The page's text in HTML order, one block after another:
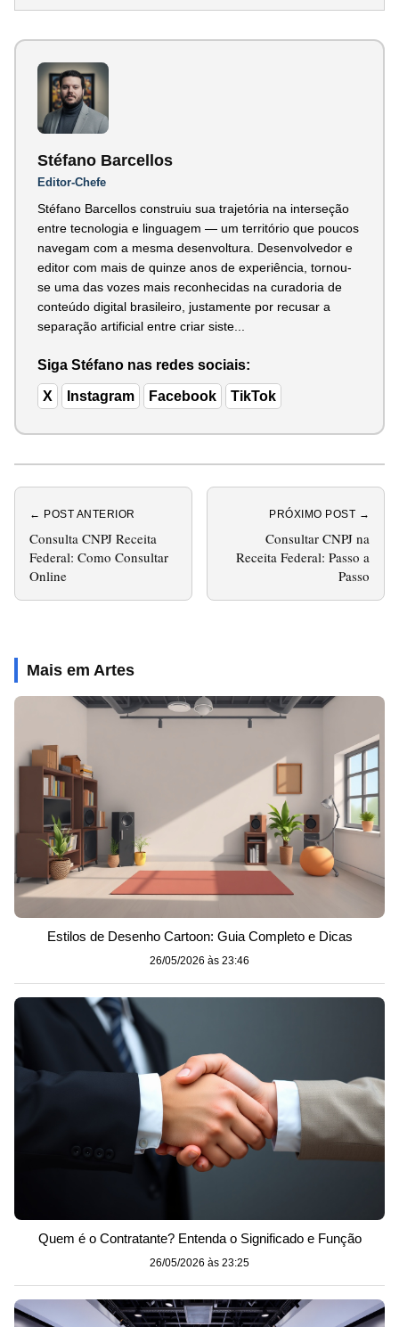
Stéfano Barcellos
Editor-Chefe
Stéfano Barcellos construiu sua trajetória na interseção
entre tecnologia e linguagem — um território que poucos
navegam com a mesma desenvoltura. Desenvolvedor e
editor com mais de quinze anos de experiência, tornou-
se uma das vozes mais reconhecidas na curadoria de
conteúdo digital brasileiro, justamente por recusar a
separação artificial entre criar siste...
Siga Stéfano nas redes sociais:
X Instagram Facebook TikTok
← POST ANTERIOR
Consulta CNPJ Receita
Federal: Como Consultar
Online
PRÓXIMO POST →
Consultar CNPJ na
Receita Federal: Passo a
Passo
Mais em Artes
Estilos de Desenho Cartoon: Guia Completo e Dicas
26/05/2026 às 23:46
Quem é o Contratante? Entenda o Significado e Função
26/05/2026 às 23:25